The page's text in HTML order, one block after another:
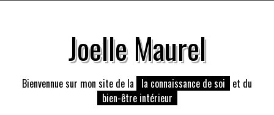
Joelle Maurel
Bienvennue sur mon site de la la connaissance de soi et du
bien-être intérieur